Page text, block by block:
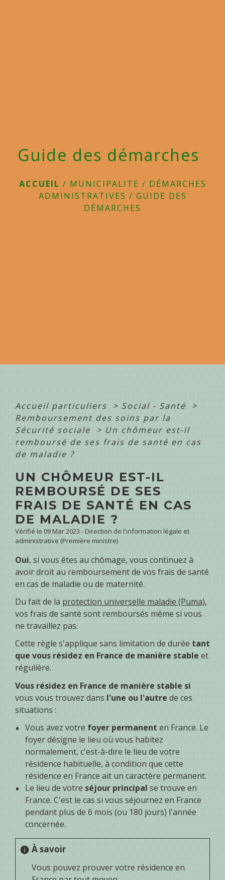
Guide des démarches
ACCUEIL / MUNICIPALITE / DÉMARCHES
ADMINISTRATIVES / GUIDE DES
DÉMARCHES
Accueil particuliers > Social - Santé
>
Remboursement des soins par la
Sécurité sociale
> Un chômeur est-il
remboursé de ses frais de santé en cas
de maladie ?
UN CHÔMEUR EST-IL
REMBOURSÉ DE SES
FRAIS DE SANTÉ EN CAS
DE MALADIE ?
Vérifié le 09 Mar 2023 - Direction de l'information légale et
administrative (Première ministre)
Oui, si vous êtes au chômage, vous continuez à
avoir droit au remboursement de vos frais de santé
en cas de maladie ou de maternité.
Du fait de la protection universelle maladie (Puma),
vos frais de santé sont remboursés même si vous
ne travaillez pas.
Cette règle s'applique sans limitation de durée tant
que vous résidez en France de manière stable et
régulière.
Vous résidez en France de manière stable si
vous vous trouvez dans l'une ou l'autre de ces
situations :
Vous avez votre foyer permanent en France. Le
foyer désigne le lieu où vous habitez
normalement, c'est-à-dire le lieu de votre
résidence habituelle, à condition que cette
résidence en France ait un caractère permanent.
Le lieu de votre séjour principal se trouve en
France. C'est le cas si vous séjournez en France
pendant plus de 6 mois (ou 180 jours) l'année
concernée.
info À savoir
Vous pouvez prouver votre résidence en